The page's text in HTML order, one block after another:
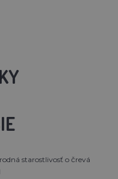
starostlivosť o črevá